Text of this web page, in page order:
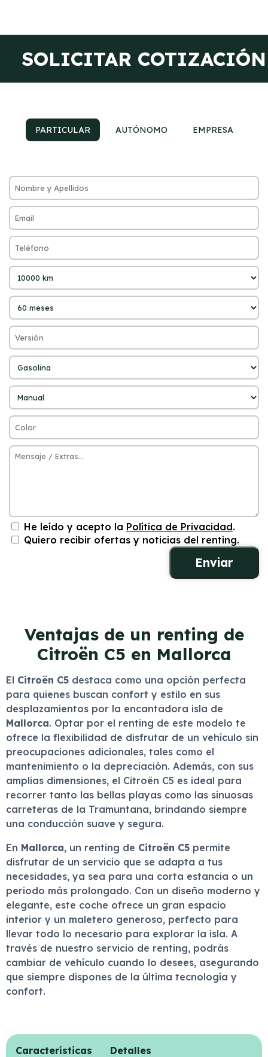
SOLICITAR COTIZACIÓN
PARTICULAR AUTÓNOMO EMPRESA
He leído y acepto la Política de Privacidad.
Quiero recibir ofertas y noticias del renting.
Ventajas de un renting de
Citroën C5 en Mallorca
El Citroën C5 destaca como una opción perfecta
para quienes buscan confort y estilo en sus
desplazamientos por la encantadora isla de
Mallorca. Optar por el renting de este modelo te
ofrece la flexibilidad de disfrutar de un vehículo sin
preocupaciones adicionales, tales como el
mantenimiento o la depreciación. Además, con sus
amplias dimensiones, el Citroën C5 es ideal para
recorrer tanto las bellas playas como las sinuosas
carreteras de la Tramuntana, brindando siempre
una conducción suave y segura.
En Mallorca, un renting de Citroën C5 permite
disfrutar de un servicio que se adapta a tus
necesidades, ya sea para una corta estancia o un
periodo más prolongado. Con un diseño moderno y
elegante, este coche ofrece un gran espacio
interior y un maletero generoso, perfecto para
llevar todo lo necesario para explorar la isla. A
través de nuestro servicio de renting, podrás
cambiar de vehículo cuando lo desees, asegurando
que siempre dispones de la última tecnología y
confort.
Características Detalles